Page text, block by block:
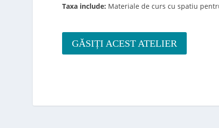
Taxa include: Materiale de curs cu spatiu
GĂSIȚI ACEST ATELIER